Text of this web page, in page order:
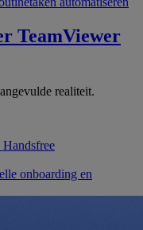
TeamViewer
realiteit.
Handsfree
onboarding en